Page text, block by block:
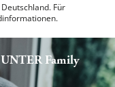
Für
Family